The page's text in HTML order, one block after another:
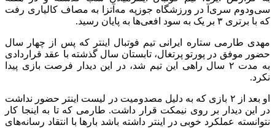
سی‌ودوم سری‌آ در ورزشگاه جوزپه‌ مه‌آتزا به مصاف کالیاری رفت
که با برتری ۳ بر یک به سود افعی‌ها به پایان رسید.
مهدی طارمی ستاره ایرانی تیم فوتبال اینتر که پس از چهار سال
حضور موفق در پورتو پرتغال، تابستان سال گذشته با عقد قراردادی
به مدت ۲ سال راهی این تیم شد، در این دیدار فرصت بازی پیدا
نکرد.
او بعد از ۲ بازی که به دلیل مصدومیت در لیست اینتر حضور نداشت
در این دیدار بر روی نیمکت قرار داشت. طارمی که تا به اینجا کار
نتوانسته عملکرد خوبی در اینتر داشته باشد بارها با انتقاد رسانه‌های